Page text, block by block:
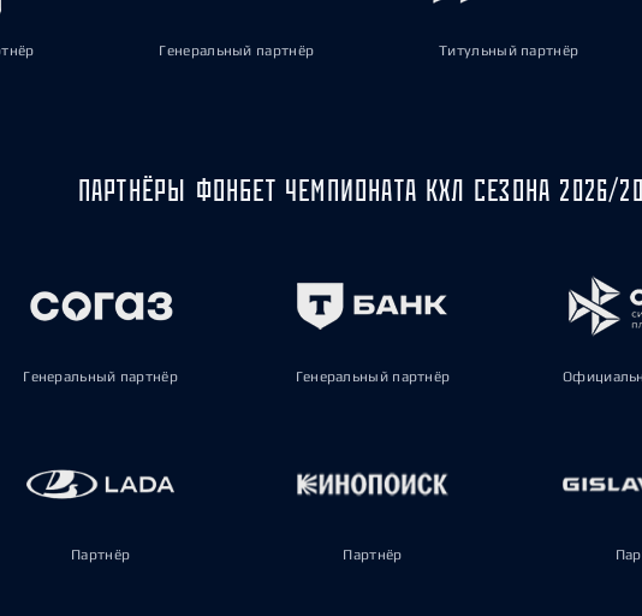
Генеральный партнёр Титульный партнёр
ПАРТНЁРЫ ФОНБЕТ ЧЕМПИОНАТА КХЛ СЕЗОНА 2026/
Генеральный партнёр Генеральный партнёр
Партнёр Партнёр